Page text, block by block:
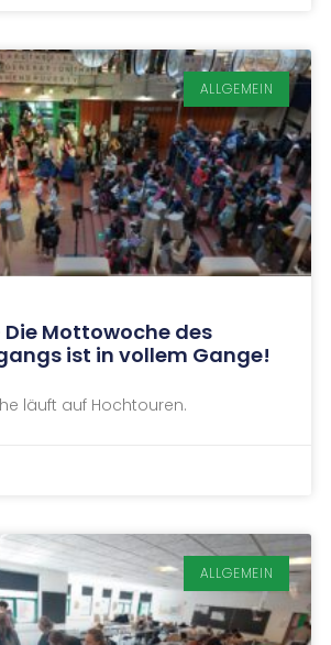
ALLGEMEIN
Die Mottowoche des
ist in vollem Gange!
läuft auf Hochtouren.
ALLGEMEIN